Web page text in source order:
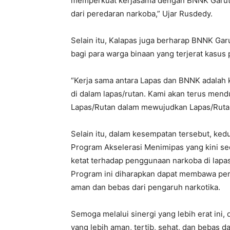
dari peredaran narkoba,” Ujar Rusdedy.
Selain itu, Kalapas juga berharap BNNK
bagi para warga binaan yang terjerat kasus
“Kerja sama antara Lapas dan BNNK
di dalam lapas/rutan. Kami akan terus
Lapas/Rutan dalam mewujudkan Lapas/
Selain itu, dalam kesempatan tersebut,
Program Akselerasi Menimipas yang kini
ketat terhadap penggunaan narkoba di
Program ini diharapkan dapat membawa
aman dan bebas dari pengaruh narkotika.
Semoga melalui sinergi yang lebih erat ini,
yang lebih aman, tertib, sehat, dan bebas